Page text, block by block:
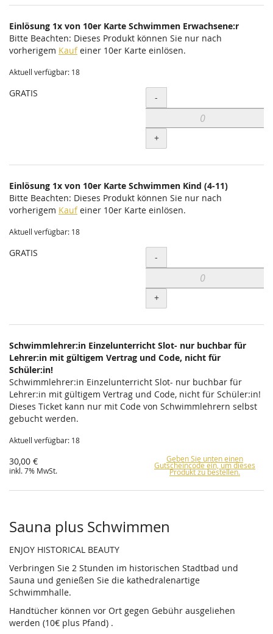
Einlösung 1x von 10er Karte Schwimmen Erwachsene:r
Bitte Beachten: Dieses Produkt können Sie nur nach
vorherigem Kaufeiner 10er Karte einlösen.
Aktuell verfügbar: 18
GRATIS Menge
-
+
Einlösung 1x von 10er Karte Schwimmen Kind (4-11)
Bitte Beachten: Dieses Produkt können Sie nur nach
vorherigem Kaufeiner 10er Karte einlösen.
Aktuell verfügbar: 18
GRATIS Menge
-
+
Schwimmlehrer:in Einzelunterricht Slot- nur buchbar für
Lehrer:in mit gültigem Vertrag und Code, nicht für
Schüler:in!
Schwimmlehrer:in Einzelunterricht Slot- nur buchbar für
Lehrer:in mit gültigem Vertrag und Code, nicht für Schüler:in!
Dieses Ticket kann nur mit Code von Schwimmlehrern selbst
gebucht werden.
Aktuell verfügbar: 18
30,00 €
inkl. 7% MwSt.
Geben Sie unten einen
Gutscheincode ein, um dieses
Produkt zu bestellen.
Sauna plus Schwimmen
ENJOY HISTORICAL BEAUTY
Verbringen Sie 2 Stunden im historischen Stadtbad und
Sauna und genießen Sie die kathedralenartige
Schwimmhalle.
Handtücher können vor Ort gegen Gebühr ausgeliehen
werden (10€ plus Pfand) .